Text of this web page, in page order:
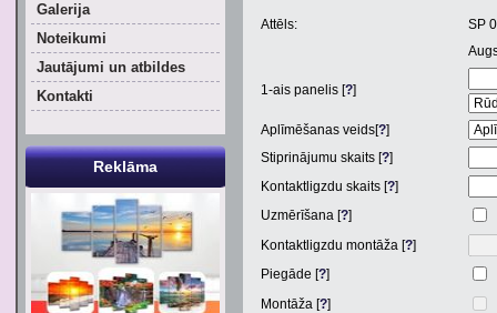
Attēls:
SP
1-ais panelis [?]
Aplīmēšanas veids[?]
Stiprinājumu skaits [?]
Kontaktligzdu skaits [?]
Uzmērīšana [?]
Kontaktligzdu montāža [?]
Piegāde [?]
Montāža [?]
Galerija
Noteikumi
Jautājumi un atbildes
Kontakti
Reklāma